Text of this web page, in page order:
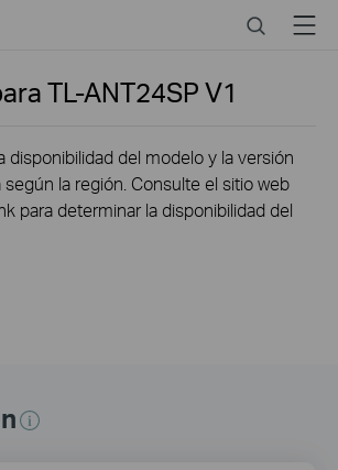
SearchMenu
TL-ANT24SPV1
disponibilidad del modelo y la versión
según la región. Consulte el sitio web
para determinar la disponibilidad del